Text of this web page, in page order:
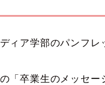
ィア学部のパンフレ
「卒業生のメッセー